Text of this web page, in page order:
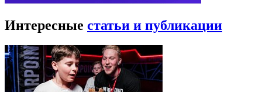
Интересные статьи и публикации